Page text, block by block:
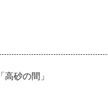
砂の間」